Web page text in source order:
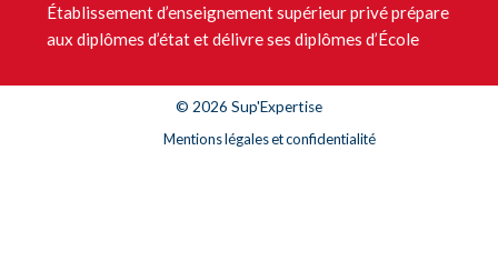
Établissement d’enseignement supérieur privé prépare
aux diplômes d’état et délivre ses diplômes d’École
© 2026 Sup'Expertise
Mentions légales et confidentialité